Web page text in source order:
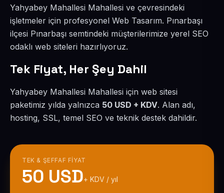
Yahyabey Mahallesi Mahallesi ve çevresindeki
işletmeler için profesyonel Web Tasarım. Pınarbaşı
ilçesi Pınarbaşı semtindeki müşterilerimize yerel SEO
odaklı web siteleri hazırlıyoruz.
Tek Fiyat, Her Şey Dahil
Yahyabey Mahallesi Mahallesi için web sitesi
paketimiz yılda yalnızca 50 USD + KDV. Alan adı,
hosting, SSL, temel SEO ve teknik destek dahildir.
TEK & ŞEFFAF FIYAT
50 USD+ KDV / yıl